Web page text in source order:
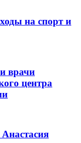
на спорт и
врачи
центра